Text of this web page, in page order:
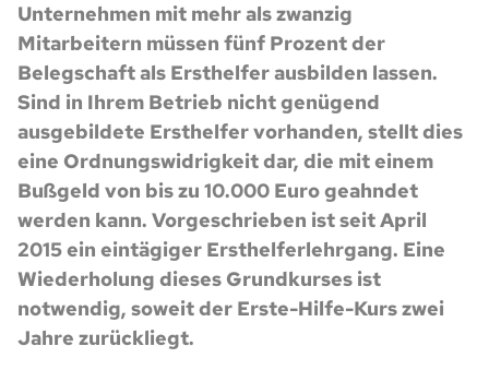
Unternehmen mit mehr als zwanzig
Mitarbeitern müssen fünf Prozent der
Belegschaft als Ersthelfer ausbilden lassen.
Sind in Ihrem Betrieb nicht genügend
ausgebildete Ersthelfer vorhanden, stellt dies
eine Ordnungswidrigkeit dar, die mit einem
Bußgeld von bis zu 10.000 Euro geahndet
werden kann. Vorgeschrieben ist seit April
2015 ein eintägiger Ersthelferlehrgang. Eine
Wiederholung dieses Grundkurses ist
notwendig, soweit der Erste-Hilfe-Kurs zwei
Jahre zurückliegt.